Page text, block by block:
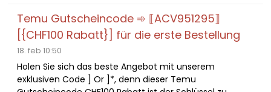
Temu Gutscheincode ➾ ⟦ACV951295⟧
[{CHF100 Rabatt}] für die erste Bestellung
18. feb 10:50
Holen Sie sich das beste Angebot mit unserem
exklusiven Code ] Or ]*, denn dieser Temu